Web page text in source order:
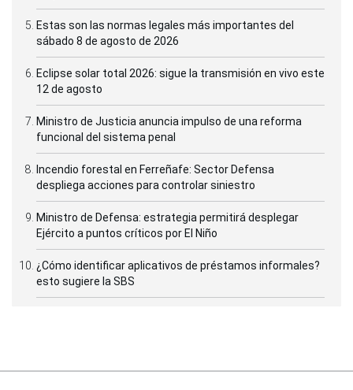
Estas son las normas legales más importantes del
sábado 8 de agosto de 2026
Eclipse solar total 2026: sigue la transmisión en vivo este
12 de agosto
Ministro de Justicia anuncia impulso de una reforma
funcional del sistema penal
Incendio forestal en Ferreñafe: Sector Defensa
despliega acciones para controlar siniestro
Ministro de Defensa: estrategia permitirá desplegar
Ejército a puntos críticos por El Niño
¿Cómo identificar aplicativos de préstamos informales?
esto sugiere la SBS